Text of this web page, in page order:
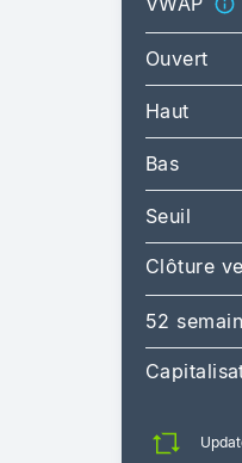
Ouvert
Haut
Bas
Seuil
Clôture
52